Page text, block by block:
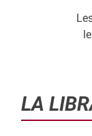
LA